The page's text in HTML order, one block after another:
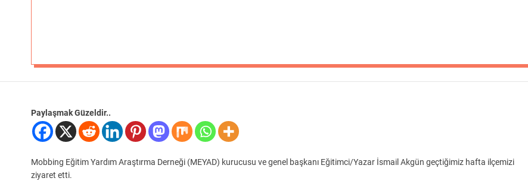
Paylaşmak Güzeldir..
Mobbing Eğitim Yardım Araştırma Derneği (MEYAD) kurucusu ve genel başkanı Eğitimci/Yazar İsmail Akgün geçtiğimiz hafta ilçemizi
ziyaret etti.